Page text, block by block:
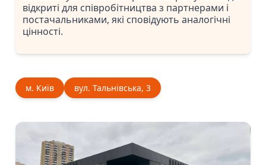
відкриті для співробітництва з партнерами і
постачальниками, які сповідують аналогічні
цінності.
м. Київ вул. Тальнівська, 3